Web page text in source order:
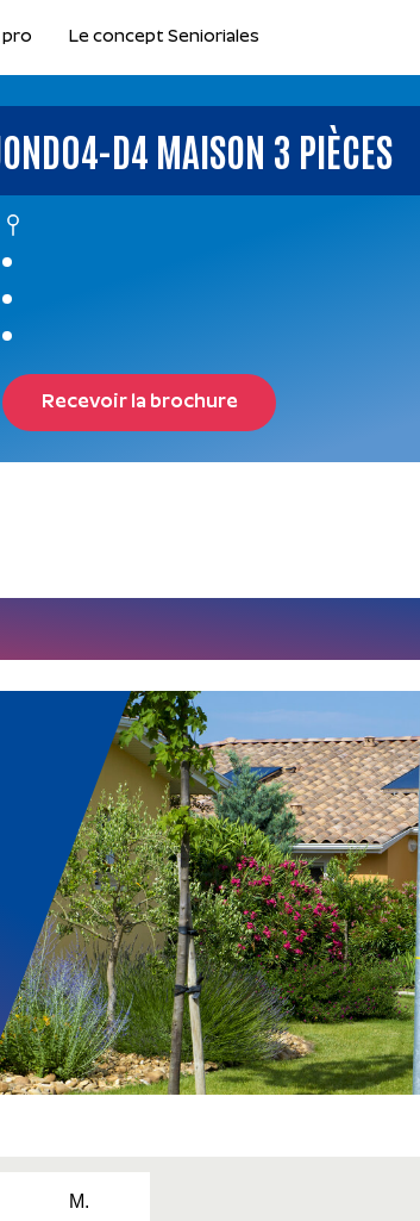
pro Le concept Senioriales
D4 MAISON 3 PIÈCES
Recevoir la brochure
M.